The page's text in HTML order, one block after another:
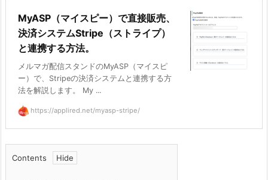
MyASP（マイスピー）で直接販売、
決済システムStripe（ストライプ）
と連携する方法。
メルマガ配信スタンドのMyASP（マイスピ
ー）で、Stripeの決済システムと連携する方
法を解説します。 My ...
https://applired.net/myasp-stripe/
Contents